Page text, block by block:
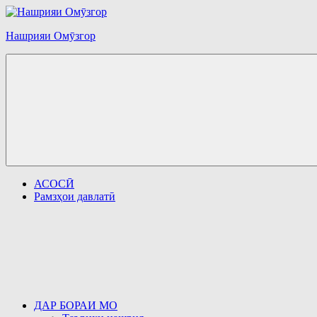
Перейти
содержимому
Нашрияи Омӯзгор
АСОСӢ
Рамзҳои давлатӣ
ДАР БОРАИ МО